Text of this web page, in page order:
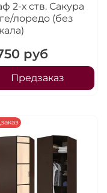
2-х ств. Сакура
лоредо (без
руб
Предзаказ